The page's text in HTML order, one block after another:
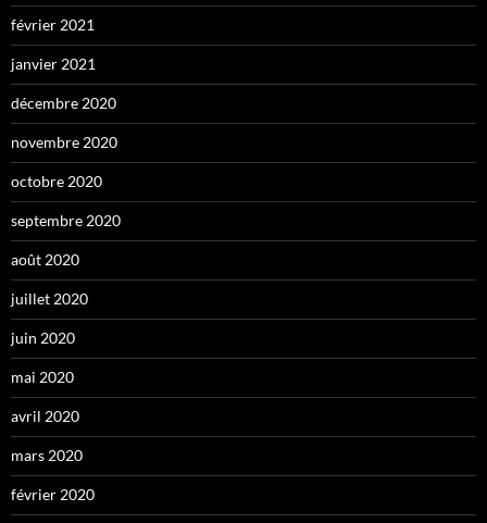
février 2021
janvier 2021
décembre 2020
novembre 2020
octobre 2020
septembre 2020
août 2020
juillet 2020
juin 2020
mai 2020
avril 2020
mars 2020
février 2020